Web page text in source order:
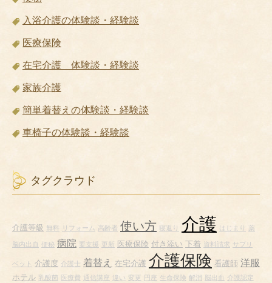
入浴介護の体験談・経験談
医療保険
在宅介護 体験談・経験談
家族介護
簡単着替えの体験談・経験談
車椅子の体験談・経験談
タグクラウド
介護等級 無料 リフォーム 高齢者 使い方 寝返り 介護 はじまり 薬
脳内出血 便秘 病院 要支援 更新 医療保険 付き添い 下着 資料請求 サプリ
ベット 介護度 介護士 着替え 在宅介護 介護保険 看護師 洋服
ホテル 乳酸菌 医療費 通信講座 違い 変更 円座 生命保険 解消 脳出血 介護認定